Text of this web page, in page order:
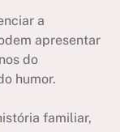
a
apresentar
do
humor.
familiar,